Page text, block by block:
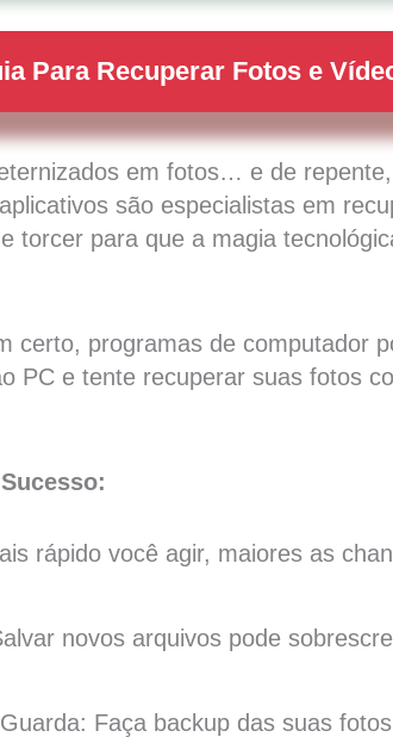
Para Recuperar Fotos e
em fotos… e de
são especialistas em
torcer para que a magia
certo, programas de computador
PC e tente recuperar suas fotos
rápido você agir, maiores as
novos arquivos pode
Faça backup das suas